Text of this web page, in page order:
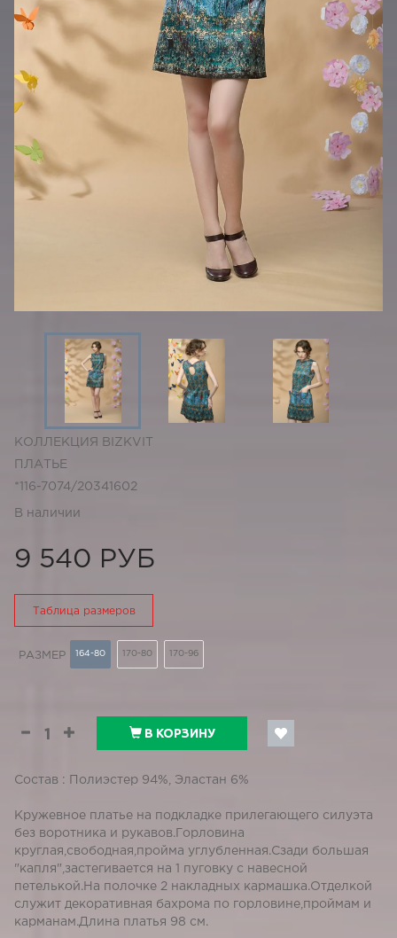
КОЛЛЕКЦИЯ BIZKVIT
ПЛАТЬЕ
*116-7074/20341602
В наличии
9 540 РУБ
Таблица размеров
РАЗМЕР 164-80 170-80 170-96
В КОРЗИНУ
Состав : Полиэстер 94%, Эластан 6%
Кружевное платье на подкладке прилегающего силуэта
без воротника и рукавов.Горловина
круглая,свободная,пройма углубленная.Сзади большая
"капля",застегивается на 1 пуговку с навесной
петелькой.На полочке 2 накладных кармашка.Отделкой
служит декоративная бахрома по горловине,проймам и
карманам.Длина платья 98 см.